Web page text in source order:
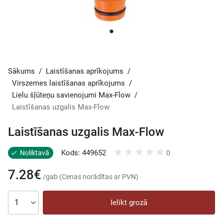
Sākums / Laistīšanas aprīkojums /
Virszemes laistīšanas aprīkojums /
Lielu šļūteņu savienojumi Max-Flow /
Laistīšanas uzgalis Max-Flow
Laistīšanas uzgalis Max-Flow
Noliktavā Kods: 449652 0
7.28€ /gab (Cenas norādītas ar PVN)
Ielikt grozā